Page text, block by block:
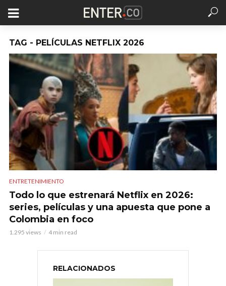
TAG - PELÍCULAS NETFLIX 2026
ENTRETENIMIENTO
Todo lo que estrenará Netflix en 2026:
series, películas y una apuesta que pone a
Colombia en foco
1.295 views 4 min read
RELACIONADOS